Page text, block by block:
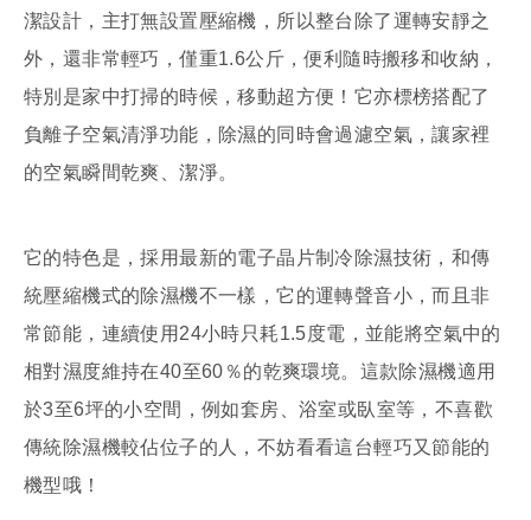
潔設計，主打無設置壓縮機，所以整台除了運轉安靜之
外，還非常輕巧，僅重1.6公斤，便利隨時搬移和收納，
特別是家中打掃的時候，移動超方便！它亦標榜搭配了
負離子空氣清淨功能，除濕的同時會過濾空氣，讓家裡
的空氣瞬間乾爽、潔淨。
它的特色是，採用最新的電子晶片制冷除濕技術，和傳
統壓縮機式的除濕機不一樣，它的運轉聲音小，而且非
常節能，連續使用24小時只耗1.5度電，並能將空氣中的
相對濕度維持在40至60％的乾爽環境。這款除濕機適用
於3至6坪的小空間，例如套房、浴室或臥室等，不喜歡
傳統除濕機較佔位子的人，不妨看看這台輕巧又節能的
機型哦！